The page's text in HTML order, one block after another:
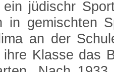
jüdischr
in gemischten
an der
Klasse das